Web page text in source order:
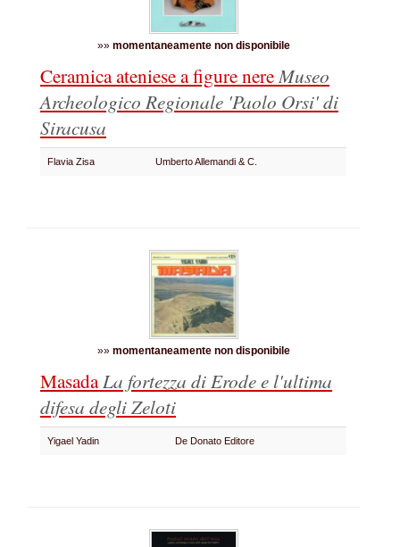
»» momentaneamente non disponibile
Ceramica ateniese a figure nereMuseo
Archeologico Regionale 'Paolo Orsi' di
Siracusa
Flavia Zisa Umberto Allemandi & C.
»» momentaneamente non disponibile
MasadaLa fortezza di Erode e l'ultima
difesa degli Zeloti
Yigael Yadin De Donato Editore